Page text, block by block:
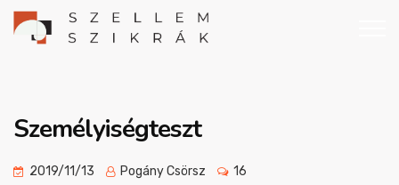
Személyiségteszt
2019/11/13 Pogány Csörsz 16